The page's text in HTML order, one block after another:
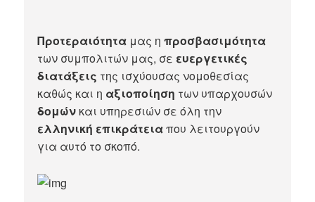
Προτεραιότητα μας ηπροσβασιμότητα
των συμπολιτών μας, σε ευεργετικές
διατάξεις της ισχύουσας νομοθεσίας
καθώς και η αξιοποίηση των υπαρχουσών
δομών και υπηρεσιών σε όλη την
ελληνική επικράτειαπου λειτουργούν
για αυτό το σκοπό.​